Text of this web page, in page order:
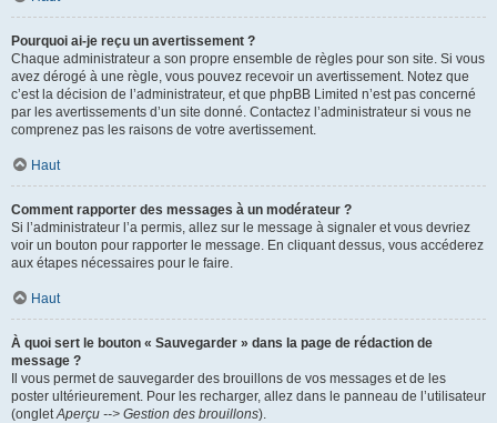
Pourquoi ai-je reçu un avertissement ?
Chaque administrateur a son propre ensemble de règles pour son site. Si vous
avez dérogé à une règle, vous pouvez recevoir un avertissement. Notez que
c’est la décision de l’administrateur, et que phpBB Limited n’est pas concerné
par les avertissements d’un site donné. Contactez l’administrateur si vous ne
comprenez pas les raisons de votre avertissement.
Haut
Comment rapporter des messages à un modérateur ?
Si l’administrateur l’a permis, allez sur le message à signaler et vous devriez
voir un bouton pour rapporter le message. En cliquant dessus, vous accéderez
aux étapes nécessaires pour le faire.
Haut
À quoi sert le bouton « Sauvegarder » dans la page de rédaction de
message ?
Il vous permet de sauvegarder des brouillons de vos messages et de les
poster ultérieurement. Pour les recharger, allez dans le panneau de l’utilisateur
(onglet Aperçu --> Gestion des brouillons).